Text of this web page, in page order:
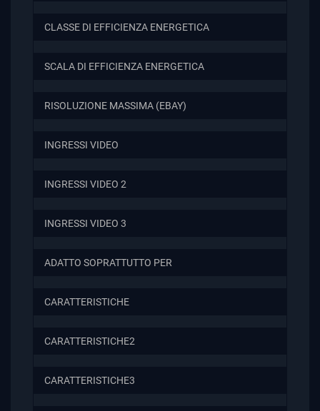
CLASSE DI EFFICIENZA ENERGETICA
SCALA DI EFFICIENZA ENERGETICA
RISOLUZIONE MASSIMA (EBAY)
INGRESSI VIDEO
INGRESSI VIDEO 2
INGRESSI VIDEO 3
ADATTO SOPRATTUTTO PER
CARATTERISTICHE
CARATTERISTICHE2
CARATTERISTICHE3